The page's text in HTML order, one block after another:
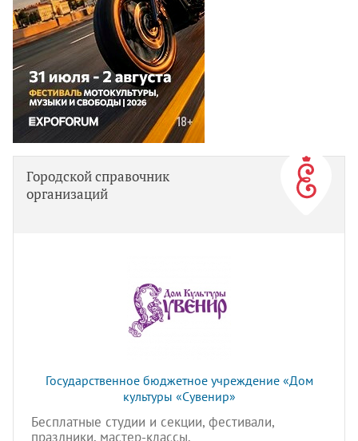
Городской справочник
организаций
Государственное бюджетное учреждение «Дом
культуры «Сувенир»
Бесплатные студии и секции, фестивали,
праздники, мастер-классы.